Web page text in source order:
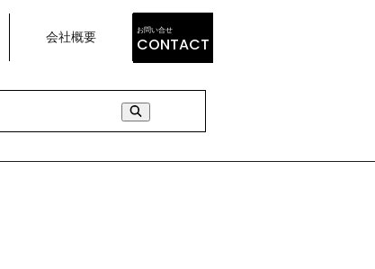
会社概要 お問い合せ
CONTACT